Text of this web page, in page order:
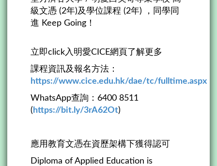
級文憑 (2年)及學位課程 (2年) ，同學同
進 Keep Going！
立即click入明愛CICE網頁了解更多
課程資訊及報名方法：
https://www.cice.edu.hk/dae/tc/fulltime.aspx
WhatsApp查詢：6400 8511
( https://bit.ly/3rA62Ot)
應用教育文憑在資歷架構下獲得認可
Diploma of Applied Education is